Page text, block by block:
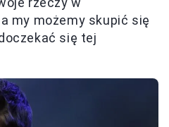
my możemy skupić się
się tej